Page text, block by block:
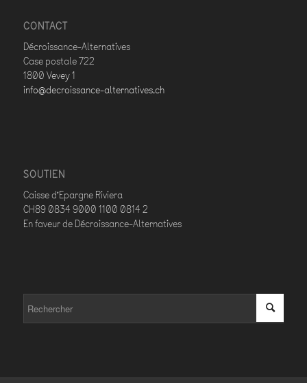
CONTACT
Décroissance-Alternatives
Case postale 722
1800 Vevey 1
info@decroissance-alternatives.ch
SOUTIEN
Caisse d’Epargne Riviera
CH89 0834 9000 1100 0814 2
En faveur de Décroissance-Alternatives